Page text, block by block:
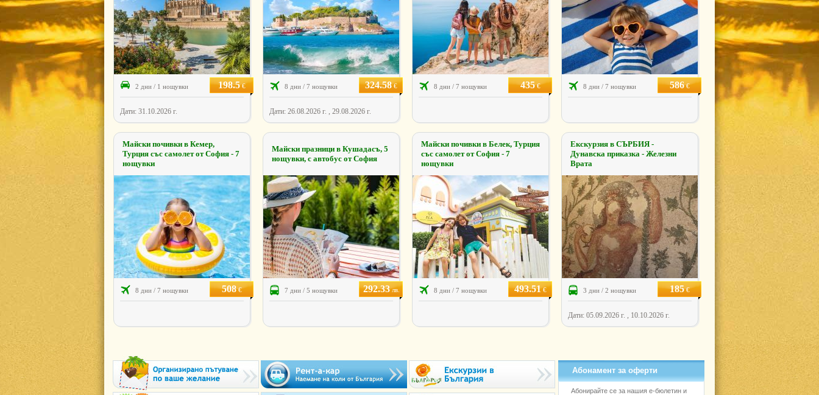
2 дни / 1 нощувки 198.5€
Дати: 31.10.2026 г.
8 дни / 7 нощувки 324.58€
Дати: 26.08.2026 г. , 29.08.2026 г.
8 дни / 7 нощувки 435€ 8 дни / 7 нощувки 586€
Майски почивки в Кемер,
Турция със самолет от София - 7
нощувки
8 дни / 7 нощувки 508€
Майски празници в Кушадасъ, 5
нощувки, с автобус от София
7 дни / 5 нощувки 292.33лв.
Майски почивки в Белек, Турция
със самолет от София - 7
нощувки
8 дни / 7 нощувки 493.51€
Екскурзия в СЪРБИЯ -
Дунавска приказка - Железни
Врата
3 дни / 2 нощувки 185€
Дати: 05.09.2026 г. , 10.10.2026 г.
Абонамент за оферти
Абонирайте се за нашия е-бюлетин и